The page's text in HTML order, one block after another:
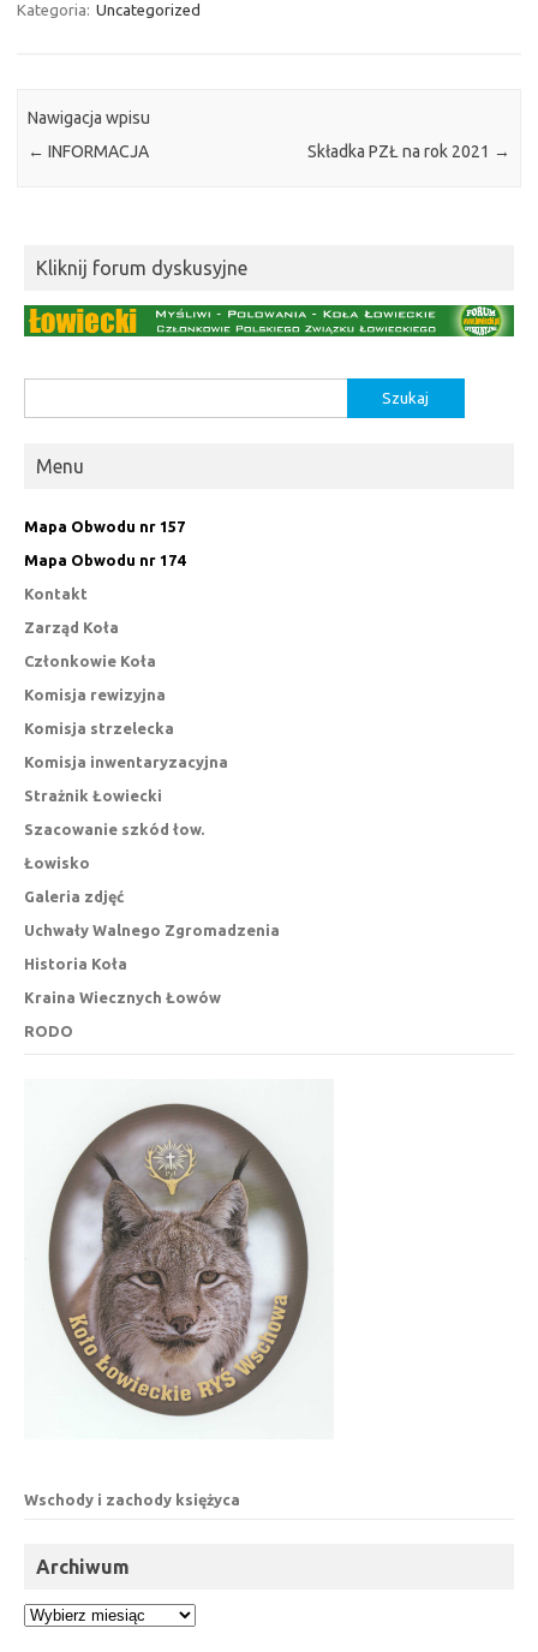
Kategoria: Uncategorized
Nawigacja wpisu
← INFORMACJA Składka PZŁ na rok 2021 →
Kliknij forum dyskusyjne
Menu
Mapa Obwodu nr 157
Mapa Obwodu nr 174
Kontakt
Zarząd Koła
Członkowie Koła
Komisja rewizyjna
Komisja strzelecka
Komisja inwentaryzacyjna
Strażnik Łowiecki
Szacowanie szkód łow.
Łowisko
Galeria zdjęć
Uchwały Walnego Zgromadzenia
Historia Koła
Kraina Wiecznych Łowów
RODO
Wschody i zachody księżyca
Archiwum
Archiwum